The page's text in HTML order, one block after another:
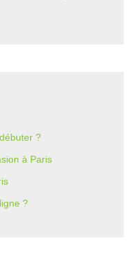
?
à Paris
?